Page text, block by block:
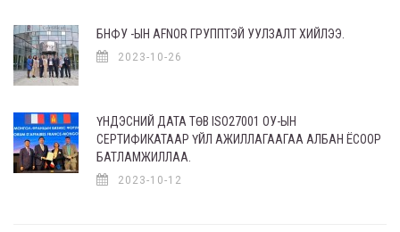
БНФУ -ЫН AFNOR ГРУППТЭЙ УУЛЗАЛТ ХИЙЛЭЭ.
2023-10-26
ҮНДЭСНИЙ ДАТА ТӨВ ISO27001 ОУ-ЫН
СЕРТИФИКАТААР ҮЙЛ АЖИЛЛАГААГАА АЛБАН ЁСООР
БАТЛАМЖИЛЛАА.
2023-10-12